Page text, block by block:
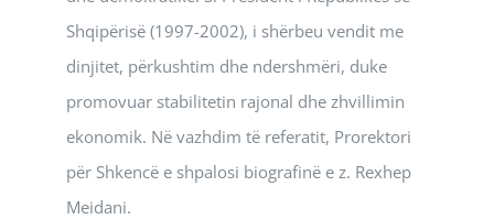
Shqipërisë (1997-2002), i shërbeu vendit me
dinjitet, përkushtim dhe ndershmëri, duke
promovuar stabilitetin rajonal dhe zhvillimin
ekonomik. Në vazhdim të referatit, Prorektori
për Shkencë e shpalosi biografinë e z. Rexhep
Meidani.